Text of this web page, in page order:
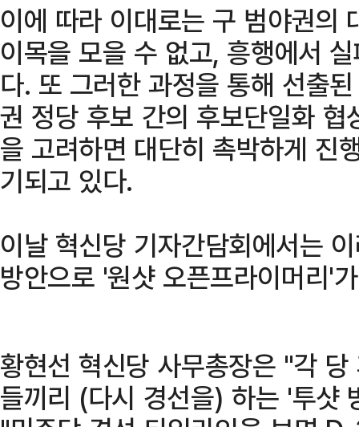
이에 따라 이대로는 구 범야권의
이목을 모을 수 없고, 흥행에서
다. 또 그러한 과정을 통해 선출
권 정당 후보 간의 후보단일화
을 고려하면 대단히 촉박하게 진
기되고 있다.
이날 혁신당 기자간담회에서는
방안으로 '원샷 오픈프라이머리'
황현선 혁신당 사무총장은 "각
들끼리 (다시 경선을) 하는 '투샷